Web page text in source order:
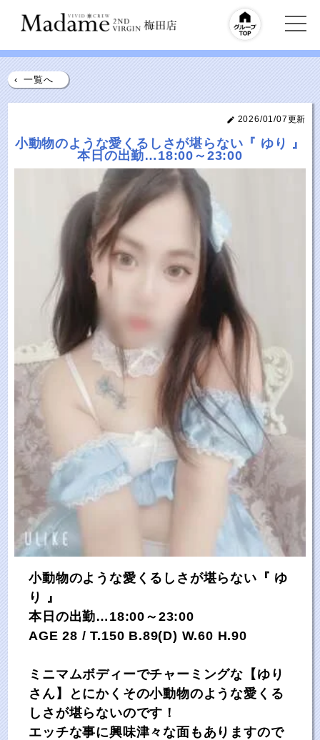
‹ 一覧へ
2026/01/07更新
小動物のような愛くるしさが堪らない『 ゆり 』
本日の出勤…18:00～23:00
小動物のような愛くるしさが堪らない『 ゆ
り 』
本日の出勤…18:00～23:00
AGE 28 / T.150 B.89(D) W.60 H.90
ミニマムボディーでチャーミングな【ゆり
さん】とにかくその小動物のような愛くる
しさが堪らないのです！
エッチな事に興味津々な面もありますので